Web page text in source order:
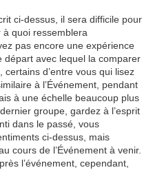
ci-dessus, il sera difficile pour
à quoi ressemblera
pas encore une expérience
avec lequel la comparer
d’entre vous qui lisez
à l’Événement, pendant
à une échelle beaucoup plus
groupe, gardez à l’esprit
dans le passé, vous
ci-dessus, mais
cours de l’Événement à venir.
l’événement, cependant,